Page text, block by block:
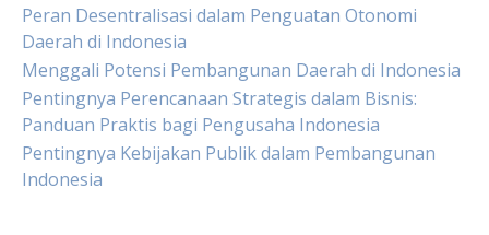
Peran Desentralisasi dalam Penguatan Otonomi
Daerah di Indonesia
Menggali Potensi Pembangunan Daerah di Indonesia
Pentingnya Perencanaan Strategis dalam Bisnis:
Panduan Praktis bagi Pengusaha Indonesia
Pentingnya Kebijakan Publik dalam Pembangunan
Indonesia